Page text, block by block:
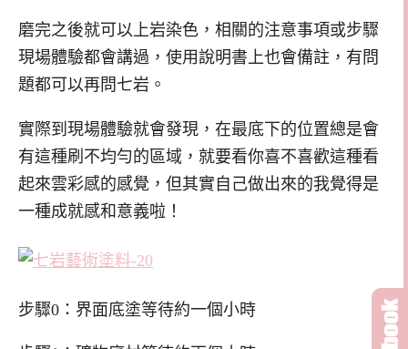
磨完之後就可以上岩染色，相關的注意事項或步驟
現場體驗都會講過，使用說明書上也會備註，有問
題都可以再問七岩。
實際到現場體驗就會發現，在最底下的位置總是會
有這種刷不均勻的區域，就要看你喜不喜歡這種看
起來雲彩感的感覺，但其實自己做出來的我覺得是
一種成就感和意義啦！
步驟0：界面底塗等待約一個小時